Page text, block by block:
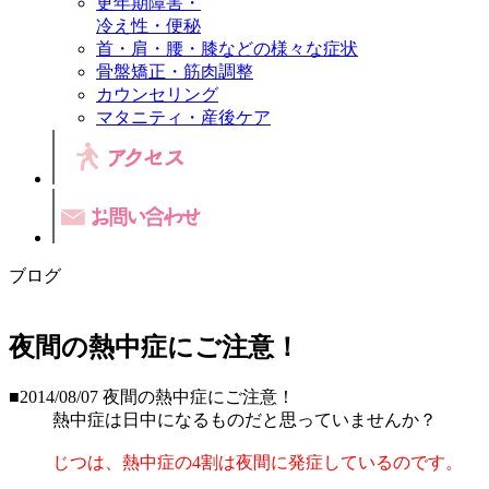
冷え性・便秘
首・肩・腰・膝などの様々な症状
骨盤矯正・筋肉調整
カウンセリング
マタニティ・産後ケア
ブログ
夜間の熱中症にご注意！
■2014/08/07 夜間の熱中症にご注意！
熱中症は日中になるものだと思っていませんか？
じつは、熱中症の4割は夜間に発症しているのです。